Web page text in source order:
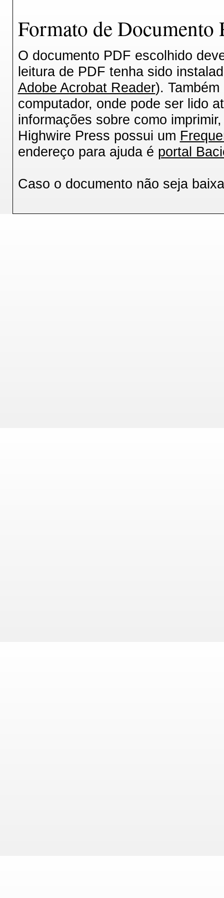
Formato de
O documento PDF escolhido
leitura de PDF tenha sido
Adobe Acrobat Reader).
computador, onde pode ser lido
informações sobre como
Highwire Press possui um
endereço para ajuda é portal
Caso o documento não seja